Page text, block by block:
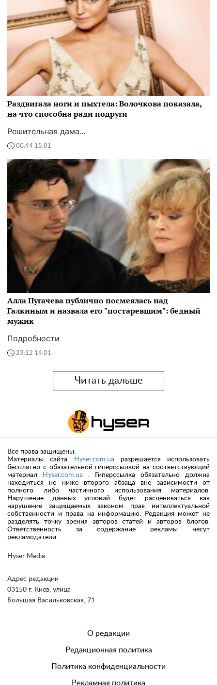
Раздвигала ноги и пыхтела: Волочкова показала,
на что способна ради подруги
Решительная дама...
00:44 15.01
Алла Пугачева публично посмеялась над
Галкиным и назвала его "постаревшим": бедный
мужик
Подробности
23:12 14.01
Читать дальше
Hyser Media
Адрес редакции
03150 г. Киев, улица
Большая Васильковская, 71
Все права защищены.
Материалы сайта
Hyser.com.ua разрешается использовать
бесплатно с обязательной гиперссылкой на соответствующий
материал
Hyser.com.ua . Гиперссылка обязательно должна
находиться не ниже второго абзаца вне зависимости от
полного либо частичного использования материалов.
Нарушение данных условий будет расцениваться как
нарушение защищаемых законом прав интеллектуальной
собственности и права на информацию. Редакция может не
разделять точку зрения авторов статей и авторов блогов.
Ответственность за содержание рекламы несут
рекламодатели.
О редакции
Редакционная политика
Политика конфиденциальности
Рекламная политика